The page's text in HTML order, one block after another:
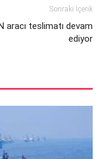
Sonraki İçerik
aracı teslimatı devam
ediyor